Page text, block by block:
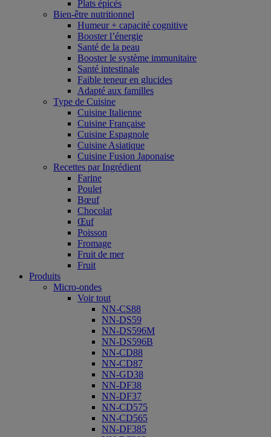
Plats épicés
Bien-être nutritionnel
Humeur + capacité cognitive
Booster l’énergie
Santé de la peau
Booster le système immunitaire
Santé intestinale
Faible teneur en glucides
Adapté aux familles
Type de Cuisine
Cuisine Italienne
Cuisine Française
Cuisine Espagnole
Cuisine Asiatique
Cuisine Fusion Japonaise
Recettes par Ingrédient
Farine
Poulet
Bœuf
Chocolat
Œuf
Poisson
Fromage
Fruit de mer
Fruit
Produits
Micro-ondes
Voir tout
NN-CS88
NN-DS59
NN-DS596M
NN-DS596B
NN-CD88
NN-CD87
NN-GD38
NN-DF38
NN-DF37
NN-CD575
NN-CD565
NN-DF385